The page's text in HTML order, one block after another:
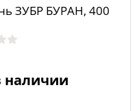
ЗУБР БУРАН, 400
наличии